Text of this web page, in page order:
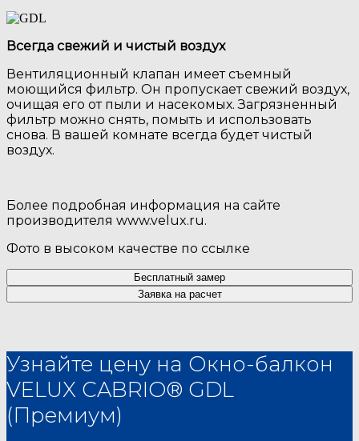
Всегда свежий и чистый воздух
Вентиляционный клапан имеет съемный
моющийся фильтр. Он пропускает свежий воздух,
очищая его от пыли и насекомых. Загрязненный
фильтр можно снять, помыть и использовать
снова. В вашей комнате всегда будет чистый
воздух.
Более подробная информация на сайте
производителя www.velux.ru.
Фото в высоком качестве по ссылке
Бесплатный замер
Заявка на расчет
Узнайте цену на Окно-балкон
VELUX CABRIO® GDL
(Премиум)